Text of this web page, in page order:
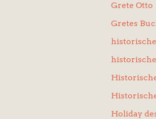
Grete Otto
Gretes
Holiday